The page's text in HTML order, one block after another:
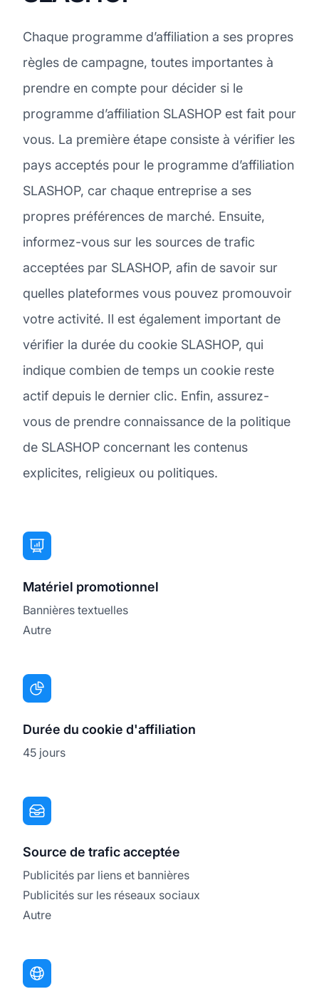
Chaque programme d’affiliation a ses propres
règles de campagne, toutes importantes à
prendre en compte pour décider si le
programme d’affiliation SLASHOP est fait pour
vous. La première étape consiste à vérifier les
pays acceptés pour le programme d’affiliation
SLASHOP, car chaque entreprise a ses
propres préférences de marché. Ensuite,
informez-vous sur les sources de trafic
acceptées par SLASHOP, afin de savoir sur
quelles plateformes vous pouvez promouvoir
votre activité. Il est également important de
vérifier la durée du cookie SLASHOP, qui
indique combien de temps un cookie reste
actif depuis le dernier clic. Enfin, assurez-
vous de prendre connaissance de la politique
de SLASHOP concernant les contenus
explicites, religieux ou politiques.
Matériel promotionnel
Bannières textuelles
Autre
Durée du cookie d'affiliation
45 jours
Source de trafic acceptée
Publicités par liens et bannières
Publicités sur les réseaux sociaux
Autre